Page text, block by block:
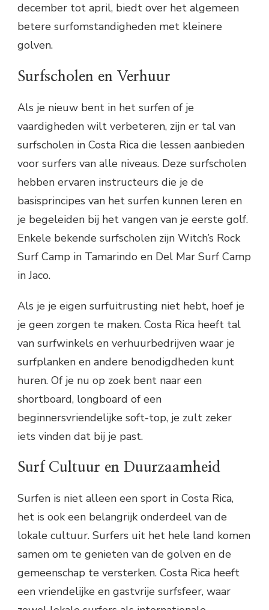
december tot april, biedt over het algemeen
betere surfomstandigheden met kleinere
golven.
Surfscholen en Verhuur
Als je nieuw bent in het surfen of je
vaardigheden wilt verbeteren, zijn er tal van
surfscholen in Costa Rica die lessen aanbieden
voor surfers van alle niveaus. Deze surfscholen
hebben ervaren instructeurs die je de
basisprincipes van het surfen kunnen leren en
je begeleiden bij het vangen van je eerste golf.
Enkele bekende surfscholen zijn Witch’s Rock
Surf Camp in Tamarindo en Del Mar Surf Camp
in Jaco.
Als je je eigen surfuitrusting niet hebt, hoef je
je geen zorgen te maken. Costa Rica heeft tal
van surfwinkels en verhuurbedrijven waar je
surfplanken en andere benodigdheden kunt
huren. Of je nu op zoek bent naar een
shortboard, longboard of een
beginnersvriendelijke soft-top, je zult zeker
iets vinden dat bij je past.
Surf Cultuur en Duurzaamheid
Surfen is niet alleen een sport in Costa Rica,
het is ook een belangrijk onderdeel van de
lokale cultuur. Surfers uit het hele land komen
samen om te genieten van de golven en de
gemeenschap te versterken. Costa Rica heeft
een vriendelijke en gastvrije surfsfeer, waar